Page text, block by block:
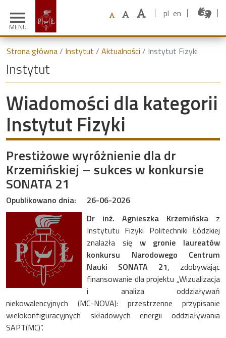
menu
MENU
pl en
Strona główna Instytut Aktualności Instytut Fizyki
Instytut
Wiadomości dla kategorii
Instytut Fizyki
Prestiżowe wyróżnienie dla dr
Krzemińskiej – sukces w konkursie
SONATA 21
Opublikowano dnia:
26-06-2026
Dr inż. Agnieszka Krzemińska z
Instytutu Fizyki Politechniki Łódzkiej
znalazła się w gronie laureatów
konkursu Narodowego Centrum
Nauki SONATA 21, zdobywając
finansowanie dla projektu „Wizualizacja
i analiza oddziaływań
niekowalencyjnych (MC-NOVA): przestrzenne przypisanie
wielokonfiguracyjnych składowych energii oddziaływania
SAPT(MC)”.